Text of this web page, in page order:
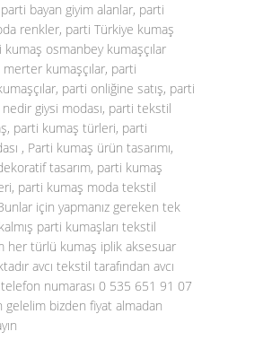
bayan giyim alanlar, parti
renkler, parti Türkiye kumaş
osmanbey kumaşçılar
kumaşçılar, parti
parti onliğine satış, parti
giysi modası, parti tekstil
parti kumaş türleri, parti
, Parti kumaş ürün tasarımı,
tasarım, parti kumaş
parti kumaş moda tekstil
için yapmanız gereken tek
parti kumaşları tekstil
her türlü kumaş iplik aksesuar
avcı tekstil tarafından avcı
numarası 0 535 651 91 07
gelelim bizden fiyat almadan